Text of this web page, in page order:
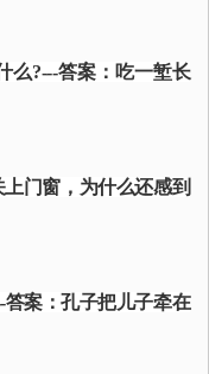
么?---答案：吃一堑长
门窗，为什么还感到
答案：孔子把儿子牵在